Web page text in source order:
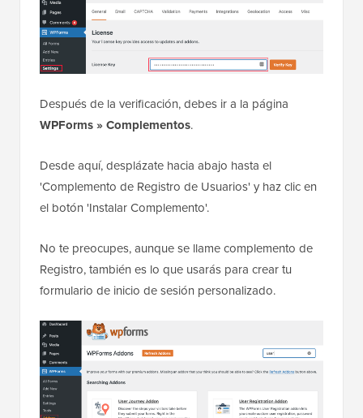
Después de la verificación, debes ir a la página
WPForms » Complementos.
Desde aquí, desplázate hacia abajo hasta el
'Complemento de Registro de Usuarios' y haz clic en
el botón 'Instalar Complemento'.
No te preocupes, aunque se llame complemento de
Registro, también es lo que usarás para crear tu
formulario de inicio de sesión personalizado.